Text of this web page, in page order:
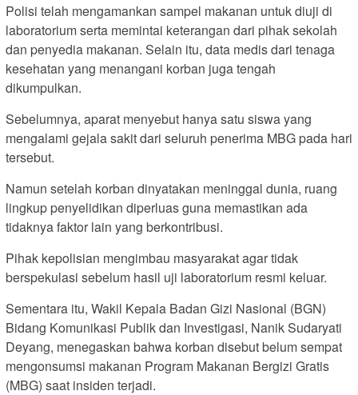
Polisi telah mengamankan sampel makanan untuk diuji di
laboratorium serta memintai keterangan dari pihak sekolah
dan penyedia makanan. Selain itu, data medis dari tenaga
kesehatan yang menangani korban juga tengah
dikumpulkan.
Sebelumnya, aparat menyebut hanya satu siswa yang
mengalami gejala sakit dari seluruh penerima MBG pada hari
tersebut.
Namun setelah korban dinyatakan meninggal dunia, ruang
lingkup penyelidikan diperluas guna memastikan ada
tidaknya faktor lain yang berkontribusi.
Pihak kepolisian mengimbau masyarakat agar tidak
berspekulasi sebelum hasil uji laboratorium resmi keluar.
Sementara itu, Wakil Kepala Badan Gizi Nasional (BGN)
Bidang Komunikasi Publik dan Investigasi, Nanik Sudaryati
Deyang, menegaskan bahwa korban disebut belum sempat
mengonsumsi makanan Program Makanan Bergizi Gratis
(MBG) saat insiden terjadi.